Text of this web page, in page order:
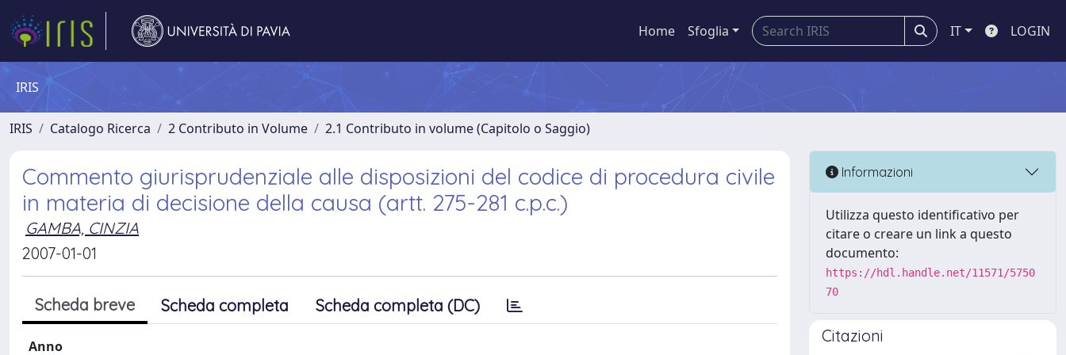
Home Sfoglia IT LOGIN
IRIS
IRIS Catalogo Ricerca 2 Contributo in Volume 2.1 Contributo in volume (Capitolo o Saggio)
Commento giurisprudenziale alle disposizioni del codice di procedura civile
in materia di decisione della causa (artt. 275-281 c.p.c.)
GAMBA, CINZIA
2007-01-01
Scheda breve Scheda completa Scheda completa (DC)
Anno
Informazioni
Utilizza questo identificativo per
citare o creare un link a questo
documento:
https://hdl.handle.net/11571/5750
70
Citazioni